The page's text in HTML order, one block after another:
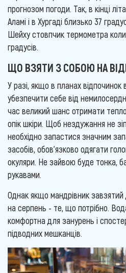
прогнозом погоди. Так, в кінці
Аламі і в Хургаді близько 37
Шейху стовпчик термометра
градусів.
ЩО ВЗЯТИ З СОБОЮ НА
У разі, якщо в планах відпочинок
убезпечити себе від
час великий шанс отримати
опік шкіри. Щоб нездужання не
необхідно запастися значним
засобів, обов'язково одягати
окуляри. Не зайвою буде тонка,
рукавами.
Однак якщо мандрівник
на серпень - те, що потрібно.
комфортна для занурень і
підводних мешканців.